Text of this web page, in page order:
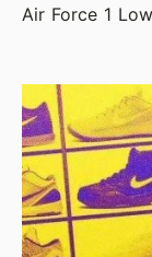
Air Force 1